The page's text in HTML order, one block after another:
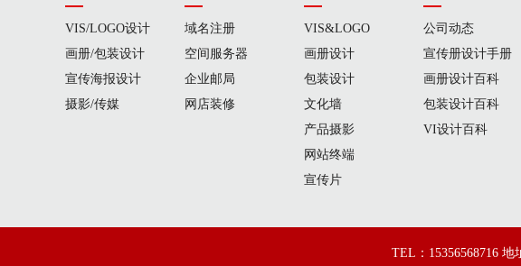
VIS/LOGO设计
画册/包装设计
宣传海报设计
摄影/传媒
域名注册
空间服务器
企业邮局
网店装修
VIS&LOGO
画册设计
包装设计
文化墙
产品摄影
网站终端
宣传片
公司动态
宣传册设计手册
画册设计百科
包装设计百科
VI设计百科
TEL：15356568716